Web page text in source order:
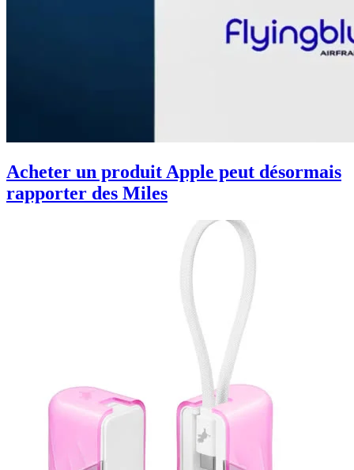
Acheter un produit Apple peut désormais
rapporter des Miles